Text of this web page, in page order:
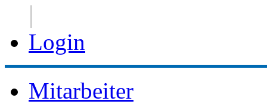
|
Login
Mitarbeiter